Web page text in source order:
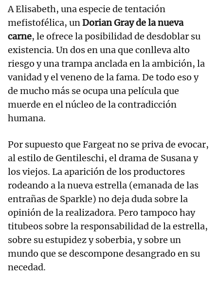
A Elisabeth, una especie de tentación
mefistofélica, unDorian Gray de la nueva
carne, le ofrece la posibilidad de desdoblar su
existencia. Un dos en una que conlleva alto
riesgo y una trampa anclada en la ambición, la
vanidad y el veneno de la fama. De todo eso y
de mucho más se ocupa una película que
muerde en el núcleo de la contradicción
humana.
Por supuesto que Fargeat no se priva de evocar,
al estilo de Gentileschi, el drama de Susana y
los viejos. La aparición de los productores
rodeando a la nueva estrella (emanada de las
entrañas de Sparkle) no deja duda sobre la
opinión de la realizadora. Pero tampoco hay
titubeos sobre la responsabilidad de la estrella,
sobre su estupidez y soberbia, y sobre un
mundo que se descompone desangrado en su
necedad.